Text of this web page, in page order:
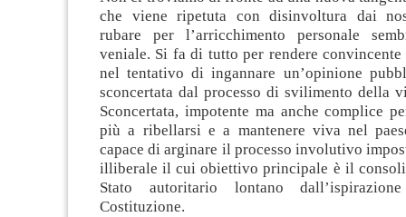
che viene ripetuta con disinvoltura dai
rubare per l’arricchimento personale
veniale. Si fa di tutto per rendere
nel tentativo di ingannare un’opinione
sconcertata dal processo di svilimento della
Sconcertata, impotente ma anche complice
più a ribellarsi e a mantenere viva nel
capace di arginare il processo involutivo
illiberale il cui obiettivo principale è il
Stato autoritario lontano
Costituzione.